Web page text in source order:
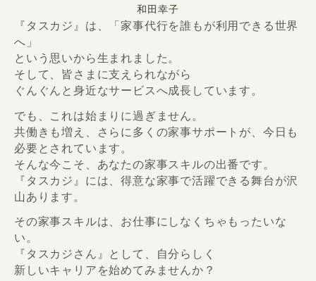
和田幸子
『タスカジ』は、「家事代行を誰もが利用できる世界
へ」
という思いから生まれました。
そして、皆さまに支えられながら
ぐんぐんと身近なサービスへ成長しています。
でも、これは始まりに過ぎません。
共働きも増え、さらに多くの家事サポートが、今日も
必要とされています。
そんな今こそ、あなたの家事スキルの出番です。
『タスカジ』には、得意な家事で活躍できる舞台が沢
山あります。
その家事スキルは、お仕事にしなくちゃもったいな
い。
『タスカジさん』として、自分らしく
新しいキャリアを始めてみませんか？